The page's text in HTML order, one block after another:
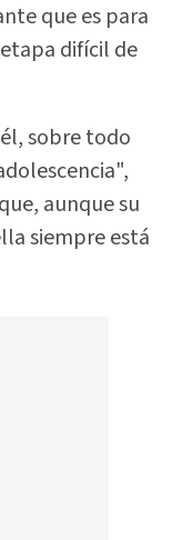
que es para
difícil de
sobre todo
aunque su
siempre está